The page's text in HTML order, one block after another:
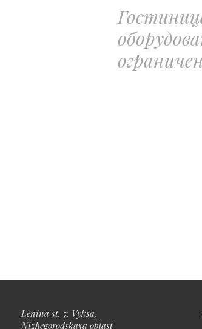
Lenina st. 7, Vyksa,
Nizhegorodskaya oblast